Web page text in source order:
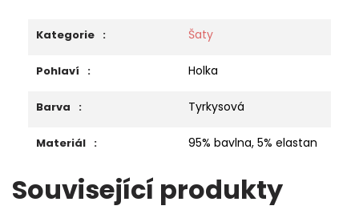
Kategorie : Šaty
Pohlaví : Holka
Barva : Tyrkysová
Materiál : 95% bavlna, 5% elastan
Související produkty